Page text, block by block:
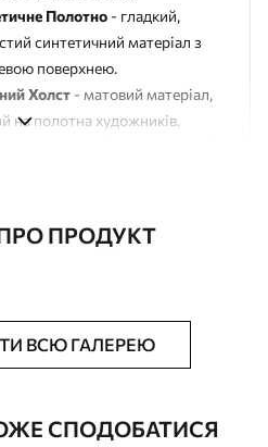
Полотно - гладкий,
синтетичний матеріал з
поверхнею.
Холст - матовий матеріал,
на полотна художників.
додати лакове покриття.
ПРОДУКТ
ВСЮ ГАЛЕРЕЮ
СПОДОБАТИСЯ